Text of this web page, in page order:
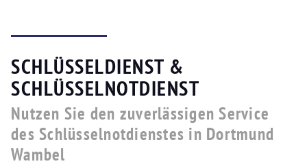
SCHLÜSSELDIENST &
SCHLÜSSELNOTDIENST
Nutzen Sie den zuverlässigen Service
des Schlüsselnotdienstes in Dortmund
Wambel